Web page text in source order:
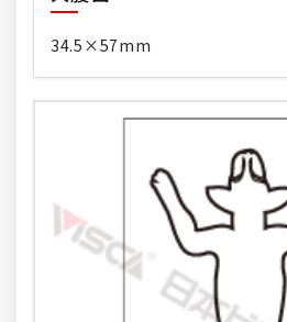
34.5×57mm